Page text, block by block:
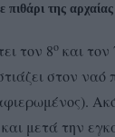
πιθάρι της
τον 8ο και τον
στον ναό
μετά την